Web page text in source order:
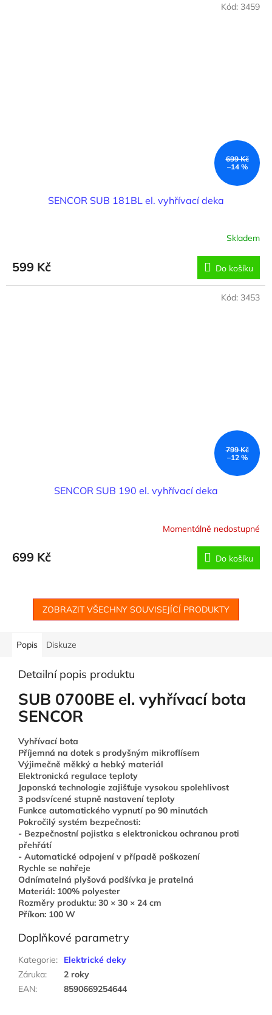
699 Kč
–14 %
SENCOR SUB 181BL el. vyhřívací deka
Skladem
599 Kč Do košíku
Kód: 3459
799 Kč
–12 %
SENCOR SUB 190 el. vyhřívací deka
Momentálně nedostupné
699 Kč Do košíku
Kód: 3453
ZOBRAZIT VŠECHNY SOUVISEJÍCÍ PRODUKTY
Popis Diskuze
Detailní popis produktu
SUB 0700BE el. vyhřívací bota
SENCOR
Vyhřívací bota
Příjemná na dotek s prodyšným mikroflísem
Výjimečně měkký a hebký materiál
Elektronická regulace teploty
Japonská technologie zajišťuje vysokou spolehlivost
3 podsvícené stupně nastavení teploty
Funkce automatického vypnutí po 90 minutách
Pokročilý systém bezpečnosti:
- Bezpečnostní pojistka s elektronickou ochranou proti
přehřátí
- Automatické odpojení v případě poškození
Rychle se nahřeje
Odnímatelná plyšová podšívka je pratelná
Materiál: 100% polyester
Rozměry produktu: 30 × 30 × 24 cm
Příkon: 100 W
Doplňkové parametry
Kategorie:
Elektrické deky
Záruka:
2 roky
EAN: 8590669254644